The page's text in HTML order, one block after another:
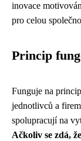
inovace
pro celou
Princip
Funguje na
jednotlivců a
spolupracují na
Ačkoliv se zdá,